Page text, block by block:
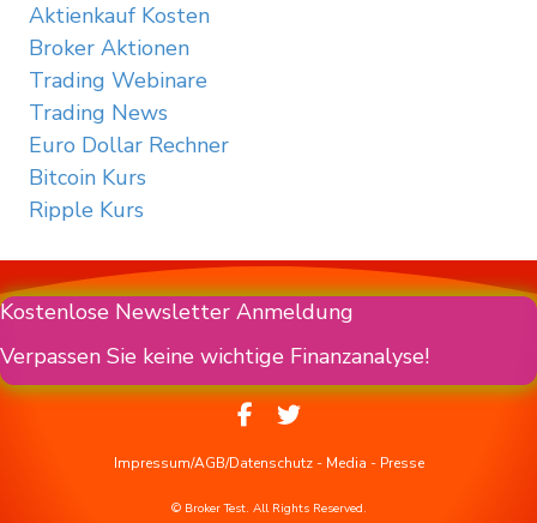
Aktienkauf Kosten
Broker Aktionen
Trading Webinare
Trading News
Euro Dollar Rechner
Bitcoin Kurs
Ripple Kurs
Kostenlose Newsletter Anmeldung
Verpassen Sie keine wichtige Finanzanalyse!
Impressum/AGB/Datenschutz- Media - Presse
© Broker Test. All Rights Reserved.